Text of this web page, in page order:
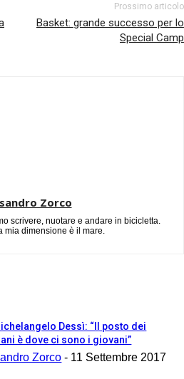
Prossimo articolo
Basket: grande successo per lo
Special Camp
Zorco
scrivere, nuotare e andare in bicicletta.
mia dimensione è il mare.
Dessì: “Il posto dei
è dove ci sono i giovani”
Zorco - 11 Settembre 2017